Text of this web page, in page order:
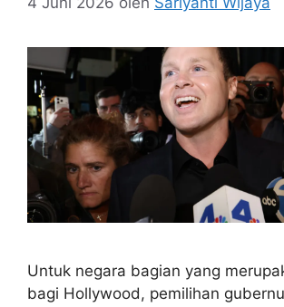
Untuk negara bagian yang
bagi Hollywood, pemilihan